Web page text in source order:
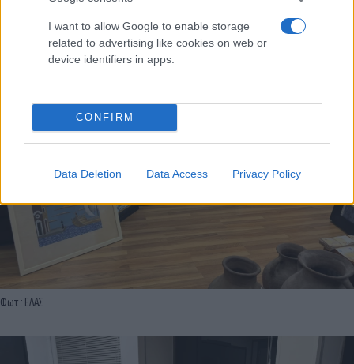
I want to allow Google to enable storage
related to advertising like cookies on web or
device identifiers in apps.
CONFIRM
Data Deletion Data Access Privacy Policy
Φωτ.: ΕΛΑΣ